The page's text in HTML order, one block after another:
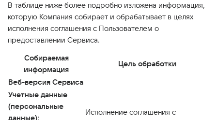
В таблице ниже более подробно изложена информация,
которую Компания собирает и обрабатывает в целях
исполнения соглашения с Пользователем о
предоставлении Сервиса.
Собираемая
информация
Цель обработки
Веб-версия Сервиса
Учетные данные
(персональные
данные):
Исполнение соглашения с